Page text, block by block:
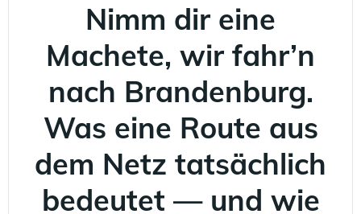
Nimm dir eine
Machete, wir fahr’n
nach Brandenburg.
Was eine Route aus
dem Netz tatsächlich
bedeutet — und wie